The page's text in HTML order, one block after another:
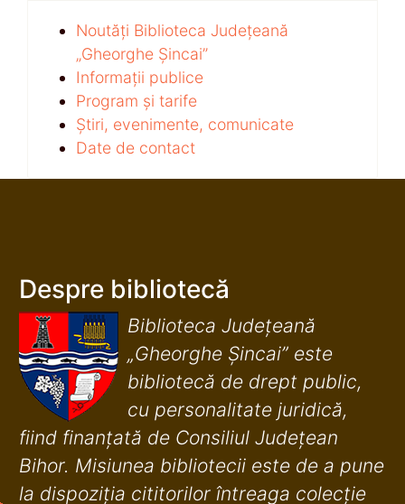
Noutăți Biblioteca Județeană
„Gheorghe Șincai”
Informații publice
Program și tarife
Știri, evenimente, comunicate
Date de contact
Despre bibliotecă
Biblioteca Județeană
„Gheorghe Șincai” este
bibliotecă de drept public,
cu personalitate juridică,
fiind finanţată de Consiliul Judeţean
Bihor. Misiunea bibliotecii este de a pune
la dispoziţia cititorilor întreaga colecţie